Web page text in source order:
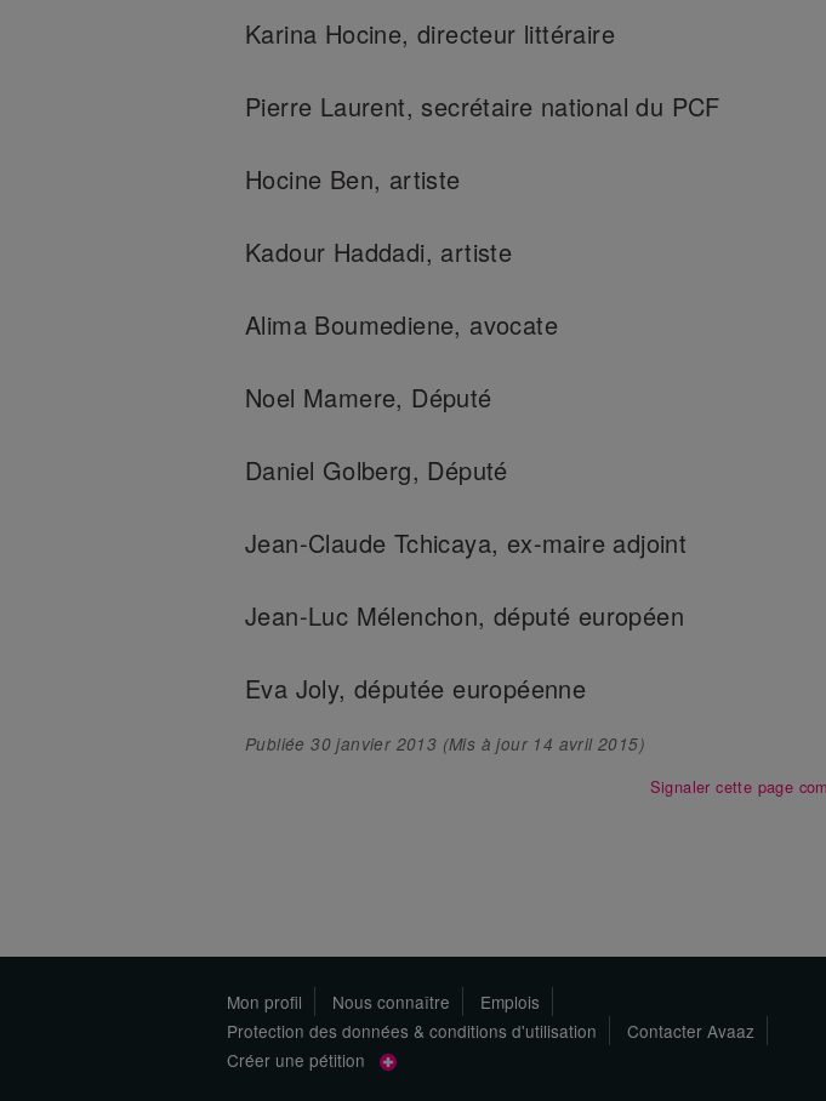
Karina Hocine, directeur littéraire
Pierre Laurent, secrétaire national du PCF
Hocine Ben, artiste
Kadour Haddadi, artiste
Alima Boumediene, avocate
Noel Mamere, Député
Daniel Golberg, Député
Jean-Claude Tchicaya, ex-maire adjoint
Jean-Luc Mélenchon, député européen
Eva Joly, députée européenne
Publiée30 janvier 2013 (Mis à jour 14 avril 2015)
Signaler cette page
Mon profil Nous connaître
Emplois
Protection des données & conditions d'utilisation
Contacter Avaaz
Créer une pétition